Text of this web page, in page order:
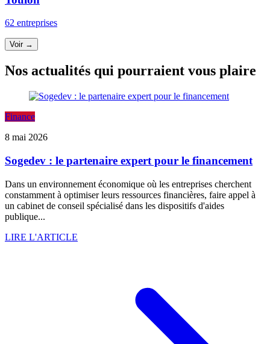
62 entreprises
Voir →
Nos actualités qui pourraient vous plaire
Finance
8 mai 2026
Sogedev : le partenaire expert pour le financement
Dans un environnement économique où les entreprises cherchent
constamment à optimiser leurs ressources financières, faire appel à
un cabinet de conseil spécialisé dans les dispositifs d'aides
publique...
LIRE L'ARTICLE